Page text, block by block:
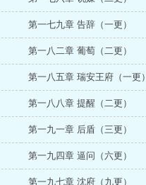
第一七九章 告辞（一更）
第一八二章 葡萄（二更）
第一八五章 瑞安王府（一更）
第一八八章 提醒（二更）
第一九一章 后盾（三更）
第一九四章 逼问（六更）
第一九七章 沈府（九更）